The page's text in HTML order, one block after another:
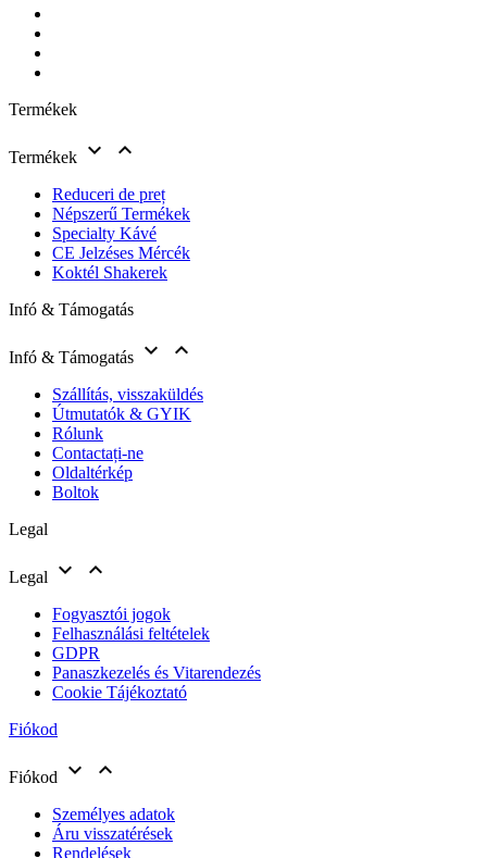
Termékek
Termékek  
Reduceri de preț
Népszerű Termékek
Specialty Kávé
CE Jelzéses Mércék
Koktél Shakerek
Infó & Támogatás
Infó & Támogatás  
Szállítás, visszaküldés
Útmutatók & GYIK
Rólunk
Contactați-ne
Oldaltérkép
Boltok
Legal
Legal  
Fogyasztói jogok
Felhasználási feltételek
GDPR
Panaszkezelés és Vitarendezés
Cookie Tájékoztató
Fiókod
Fiókod  
Személyes adatok
Áru visszatérések
Rendelések